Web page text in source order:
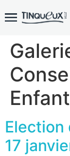
Enfant
Election
17